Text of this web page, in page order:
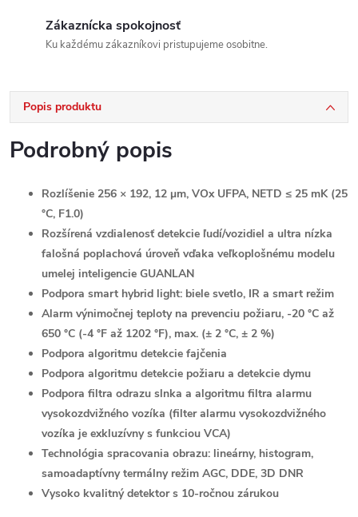
Zákaznícka spokojnosť
Ku každému zákazníkovi pristupujeme osobitne.
Popis produktu
Podrobný popis
Rozlíšenie 256 × 192, 12 μm, VOx UFPA, NETD ≤ 25 mK (25
°C, F1.0)
Rozšírená vzdialenosť detekcie ľudí/vozidiel a ultra nízka
falošná poplachová úroveň vďaka veľkoplošnému modelu
umelej inteligencie GUANLAN
Podpora smart hybrid light: biele svetlo, IR a smart režim
Alarm výnimočnej teploty na prevenciu požiaru, -20 °C až
650 °C (-4 °F až 1202 °F), max. (± 2 °C, ± 2 %)
Podpora algoritmu detekcie fajčenia
Podpora algoritmu detekcie požiaru a detekcie dymu
Podpora filtra odrazu slnka a algoritmu filtra alarmu
vysokozdvižného vozíka (filter alarmu vysokozdvižného
vozíka je exkluzívny s funkciou VCA)
Technológia spracovania obrazu: lineárny, histogram,
samoadaptívny termálny režim AGC, DDE, 3D DNR
Vysoko kvalitný detektor s 10-ročnou zárukou